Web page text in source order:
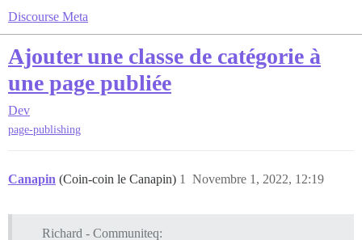
Discourse Meta
Ajouter une classe de catégorie à
une page publiée
Dev
page-publishing
Canapin (Coin-coin le Canapin) Novembre 1, 2022, 12:19
1
Richard - Communiteq: